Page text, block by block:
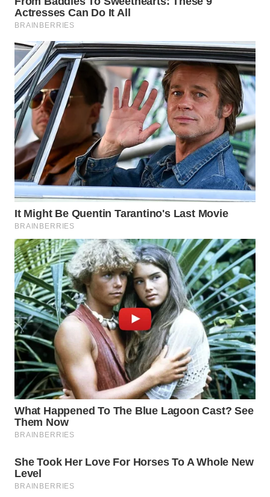
LABUHANBATU
WN
TAPANULI
TENGAH
WN DELI
SERDANG
WN
TEBING
TINGGI
WN
PAKPAK
WN
KARAWANG
WN
BEKASI
WN
BOGOR
WN
DEPOK
WN
TAPANULI
WN